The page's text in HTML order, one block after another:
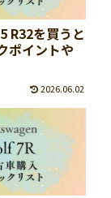
R32を買うと
ポイントや
2026.06.02